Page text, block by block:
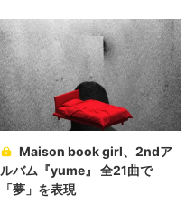
Maison book girl、2ndア
ルバム『yume』 全21曲で
「夢」を表現